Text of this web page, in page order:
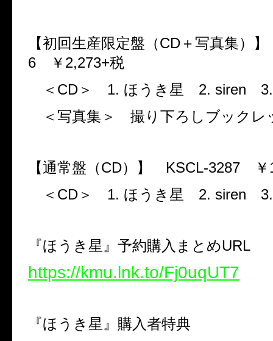
【初回生産限定盤（CD＋写真集）
6 ￥ 2,273+税
＜ CD ＞ 1. ほうき星 2. siren
＜写真集＞ 撮り下ろしブックレ
【通常盤（CD）】 KSCL-3287 ￥
＜ CD ＞ 1. ほうき星 2. siren
『ほうき星』予約購入まとめURL
https://kmu.lnk.to/Fj0uqUT7
『ほうき星』購入者特典